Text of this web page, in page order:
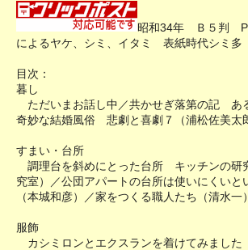
昭和34年 Ｂ５判
によるヤケ、シミ、イタミ 表紙時代シミ
目次：
暮し
ただいまお話し中／共かせぎ落第の記 あ
奇妙な結婚風俗 悲劇と喜劇７（浦松佐美太
すまい・台所
調理台を斜めにとった台所 キッチンの研
究室）／公団アパートの台所は使いにくいと
（本城和彦）／家をつくる職人たち（清水一）
服飾
カシミロンとエクスランを着けてみまし